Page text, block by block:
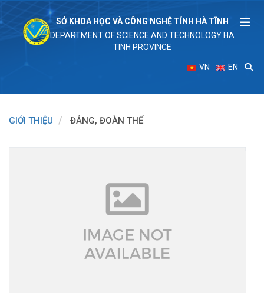
SỞ KHOA HỌC VÀ CÔNG NGHỆ TỈNH HÀ TĨNH
DEPARTMENT OF SCIENCE AND TECHNOLOGY HA
TINH PROVINCE
VN EN
GIỚI THIỆU ĐẢNG, ĐOÀN THỂ